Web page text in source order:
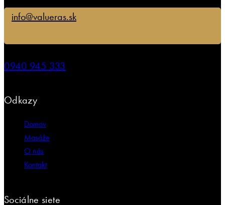
info@valueras.sk
0940 945 333
Odkazy
Domov
Masáže
O nás
Kontakt
Sociálne siete